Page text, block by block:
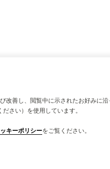
善し、閲覧中に示されたお好みに沿
ださい）を使用しています。
キーポリシーをご覧ください。